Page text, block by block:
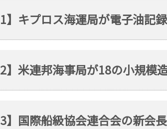
1】キプロス海運局が電子油記
2】米連邦海事局が18の小規模
3】国際船級協会連合会の新会